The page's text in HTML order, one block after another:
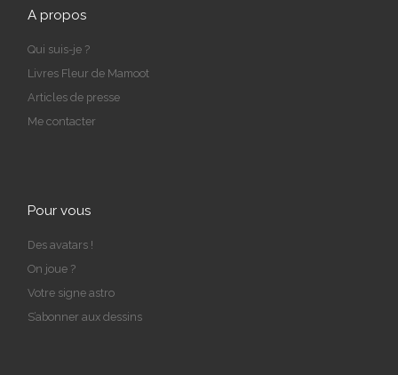
A propos
Qui suis-je ?
Livres Fleur de Mamoot
Articles de presse
Me contacter
Pour vous
Des avatars !
On joue ?
Votre signe astro
S’abonner aux dessins